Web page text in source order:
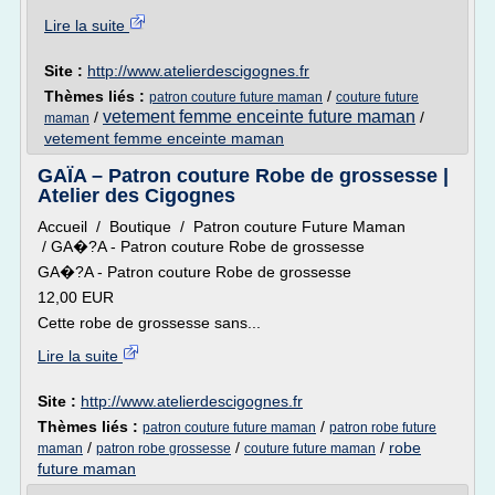
Lire la suite
Site : http://www.atelierdescigognes.fr
Thèmes liés : patron couture future maman / couture future
maman / vetement femme enceinte future maman /
vetement femme enceinte maman
GAÏA – Patron couture Robe de grossesse |
Atelier des Cigognes
Accueil / Boutique / Patron couture Future Maman
/ GA�?A - Patron couture Robe de grossesse
GA�?A - Patron couture Robe de grossesse
12,00 EUR
Cette robe de grossesse sans...
Lire la suite
Site : http://www.atelierdescigognes.fr
Thèmes liés : patron couture future maman / patron robe future
maman / patron robe grossesse / couture future maman / robe
future maman